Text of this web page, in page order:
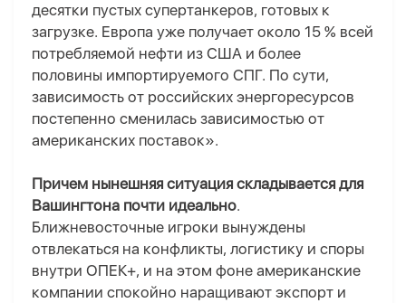
десятки пустых супертанкеров, готовых к
загрузке. Европа уже получает около 15 % всей
потребляемой нефти из США и более
половины импортируемого СПГ. По сути,
зависимость от российских энергоресурсов
постепенно сменилась зависимостью от
американских поставок».
Причем нынешняя ситуация складывается для
Вашингтона почти идеально.
Ближневосточные игроки вынуждены
отвлекаться на конфликты, логистику и споры
внутри ОПЕК+, и на этом фоне американские
компании спокойно наращивают экспорт и